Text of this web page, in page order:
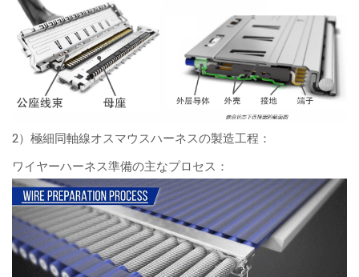
2）極細同軸線オスマウスハーネスの製造工程：
ワイヤーハーネス準備の主なプロセス：